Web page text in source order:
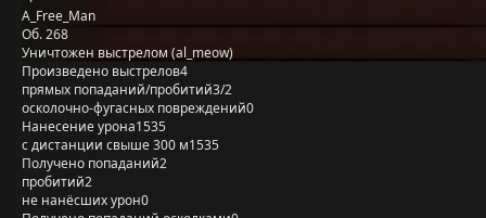
A_Free_Man
Об. 268
Уничтожен выстрелом (al_meow)
Произведено выстрелов4
прямых попаданий/пробитий3/2
осколочно-фугасных повреждений0
Нанесение урона1535
с дистанции свыше 300 м1535
Получено попаданий2
пробитий2
не нанёсших урон0